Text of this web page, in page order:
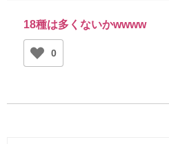
18種は多くないかwwww
0